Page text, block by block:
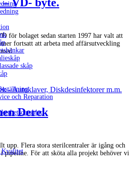
skåp
och Reparation
för bolaget sedan starten 1997 har valt att
fortsatt att arbeta med affärsutveckling
Derek
upp. Flera stora sterilcentraler är igång och
pipeline. För att sköta alla projekt behöver vi